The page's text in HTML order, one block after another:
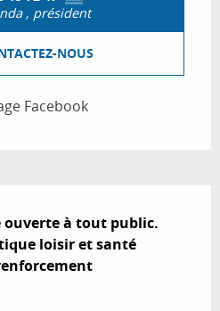
, président
NOUS
Facebook
à tout public.
loisir et santé